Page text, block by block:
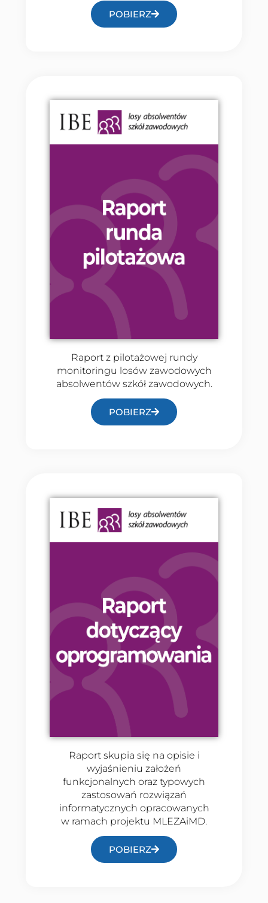
POBIERZ
Raport z pilotażowej rundy
monitoringu losów zawodowych
absolwentów szkół zawodowych.
POBIERZ
Raport skupia się na opisie i
wyjaśnieniu założeń
funkcjonalnych oraz typowych
zastosowań rozwiązań
informatycznych opracowanych
w ramach projektu MLEZAiMD.
POBIERZ